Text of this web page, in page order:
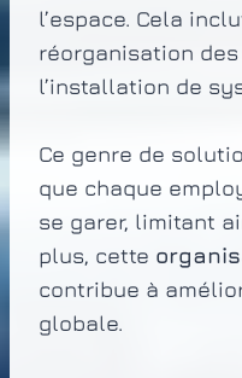
l’espace. Cela
réorganisation
l’installation de
Ce genre de
que chaque
se garer, limitant
plus, cette
contribue à
globale.